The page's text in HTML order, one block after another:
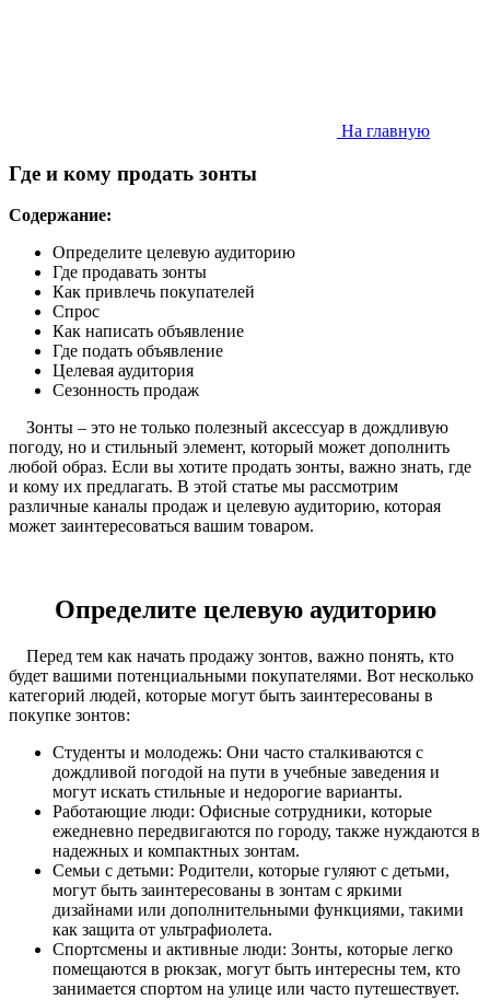
На главную
Где и кому продать зонты
Содержание:
Определите целевую аудиторию
Где продавать зонты
Как привлечь покупателей
Спрос
Как написать объявление
Где подать объявление
Целевая аудитория
Сезонность продаж
Зонты – это не только полезный аксессуар в дождливую
погоду, но и стильный элемент, который может дополнить
любой образ. Если вы хотите продать зонты, важно знать, где
и кому их предлагать. В этой статье мы рассмотрим
различные каналы продаж и целевую аудиторию, которая
может заинтересоваться вашим товаром.
Определите целевую аудиторию
Перед тем как начать продажу зонтов, важно понять, кто
будет вашими потенциальными покупателями. Вот несколько
категорий людей, которые могут быть заинтересованы в
покупке зонтов:
Студенты и молодежь: Они часто сталкиваются с
дождливой погодой на пути в учебные заведения и
могут искать стильные и недорогие варианты.
Работающие люди: Офисные сотрудники, которые
ежедневно передвигаются по городу, также нуждаются в
надежных и компактных зонтам.
Семьи с детьми: Родители, которые гуляют с детьми,
могут быть заинтересованы в зонтам с яркими
дизайнами или дополнительными функциями, такими
как защита от ультрафиолета.
Спортсмены и активные люди: Зонты, которые легко
помещаются в рюкзак, могут быть интересны тем, кто
занимается спортом на улице или часто путешествует.